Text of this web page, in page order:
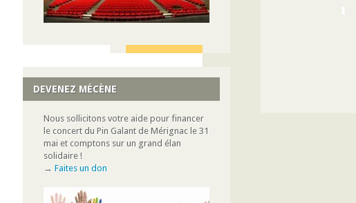
DEVENEZ MÉCÈNE
Nous sollicitons votre aide pour financer
le concert du Pin Galant de Mérignac le 31
mai et comptons sur un grand élan
solidaire !
→ Faites un don